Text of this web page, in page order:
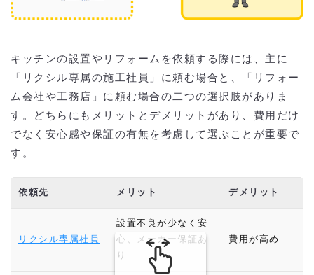
キッチンの設置やリフォームを依頼する際には、主に
「リクシル専属の施工社員」に頼む場合と、「リフォー
ム会社や工務店」に頼む場合の二つの選択肢がありま
す。どちらにもメリットとデメリットがあり、費用だけ
でなく安心感や保証の有無を考慮して選ぶことが重要で
す。
依頼先 メリット デメリット
リクシル専属社員
設置不良が少なく安
心、メーカー保証あ
り
費用が高め